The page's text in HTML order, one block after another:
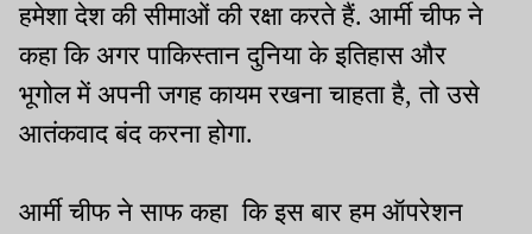
हमेशा देश की सीमाओं की रक्षा करते हैं. आर्मी चीफ ने
कहा कि अगर पाकिस्तान दुनिया के इतिहास और
भूगोल में अपनी जगह कायम रखना चाहता है, तो उसे
आतंकवाद बंद करना होगा.
आर्मी चीफ ने साफ कहा कि इस बार हम ऑपरेशन